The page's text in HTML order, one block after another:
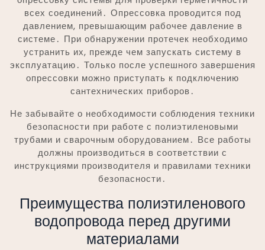
всех соединений․ Опрессовка проводится под
давлением, превышающим рабочее давление в
системе․ При обнаружении протечек необходимо
устранить их, прежде чем запускать систему в
эксплуатацию․ Только после успешного завершения
опрессовки можно приступать к подключению
сантехнических приборов․
Не забывайте о необходимости соблюдения техники
безопасности при работе с полиэтиленовыми
трубами и сварочным оборудованием․ Все работы
должны производиться в соответствии с
инструкциями производителя и правилами техники
безопасности․
Преимущества полиэтиленового
водопровода перед другими
материалами